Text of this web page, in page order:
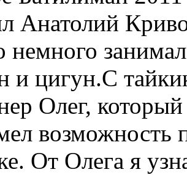
Анатолий
немного
и цигун.С
Олег, который
возможность
От Олега я